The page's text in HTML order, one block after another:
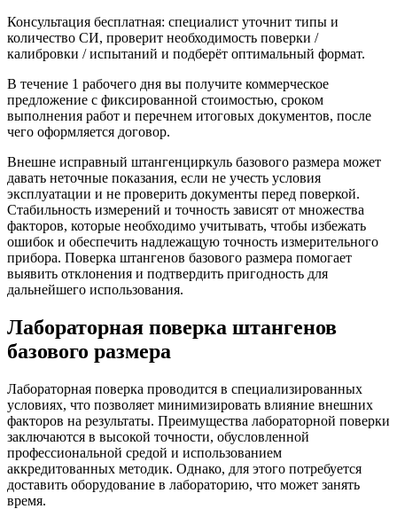
Консультация бесплатная: специалист уточнит типы и
количество СИ, проверит необходимость поверки /
калибровки / испытаний и подберёт оптимальный формат.
В течение 1 рабочего дня вы получите коммерческое
предложение с фиксированной стоимостью, сроком
выполнения работ и перечнем итоговых документов, после
чего оформляется договор.
Внешне исправный штангенциркуль базового размера может
давать неточные показания, если не учесть условия
эксплуатации и не проверить документы перед поверкой.
Стабильность измерений и точность зависят от множества
факторов, которые необходимо учитывать, чтобы избежать
ошибок и обеспечить надлежащую точность измерительного
прибора. Поверка штангенов базового размера помогает
выявить отклонения и подтвердить пригодность для
дальнейшего использования.
Лабораторная поверка штангенов
базового размера
Лабораторная поверка проводится в специализированных
условиях, что позволяет минимизировать влияние внешних
факторов на результаты. Преимущества лабораторной поверки
заключаются в высокой точности, обусловленной
профессиональной средой и использованием
аккредитованных методик. Однако, для этого потребуется
доставить оборудование в лабораторию, что может занять
время.